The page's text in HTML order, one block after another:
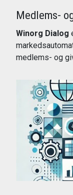
Medlems-
Winorg Dialog
medlems- og